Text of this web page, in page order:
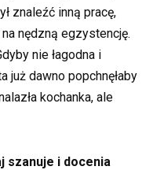
znaleźć inną pracę,
nędzną egzystencję.
nie łagodna i
już dawno popchnęłaby
kochanka, ale
szanuje i docenia